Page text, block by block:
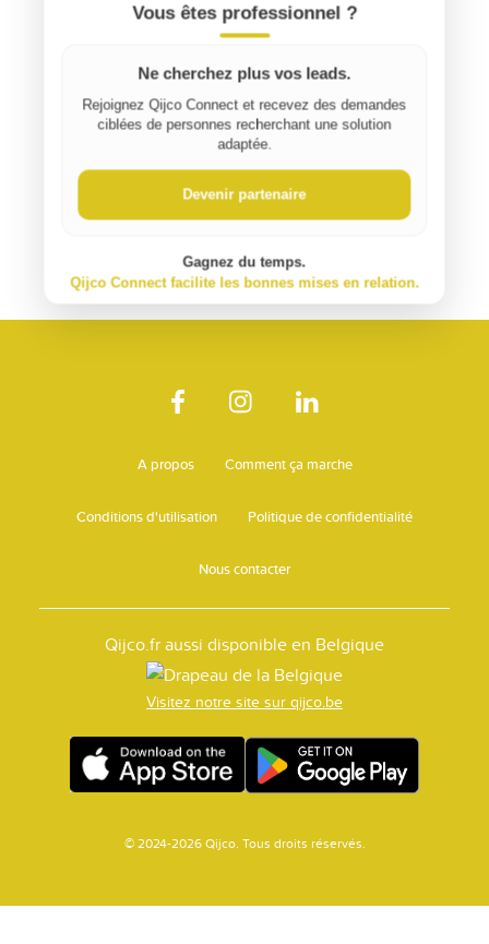
A propos Comment ça marche
Conditions d'utilisation Politique de confidentialité
Nous contacter
Qijco.fr aussi disponible en Belgique
Visitez notre site sur qijco.be
© 2024-2026 Qijco. Tous droits réservés.
Vous êtes professionnel ?
Ne cherchez plus vos leads.
Rejoignez Qijco Connect et recevez des demandes
ciblées de personnes recherchant une solution
adaptée.
Devenir partenaire
Gagnez du temps.
Qijco Connect facilite les bonnes mises en relation.